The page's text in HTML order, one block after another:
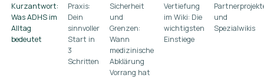
Kurzantwort:
Was ADHS im
Alltag
bedeutet
Praxis:
Dein
sinnvoller
Start in
3
Schritten
Sicherheit
und
Grenzen:
Wann
medizinische
Abklärung
Vorrang hat
Vertiefung
im Wiki: Die
wichtigsten
Einstiege
und
Spezialwikis